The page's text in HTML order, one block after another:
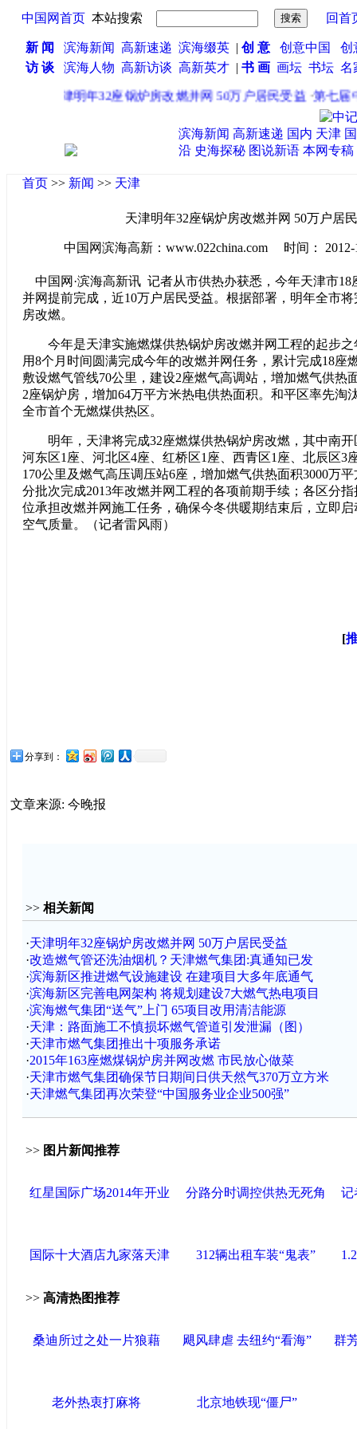
中国网首页 本站搜索 回首
新 闻 滨海新闻 高新速递 滨海缀英| 创 意 创意中国
创
访 谈
滨海人物 高新访谈 高新英才 | 书 画 画坛 书坛 名
天津明年32座锅炉房改燃并网 50万户居民受益·第七届中
滨海新闻 高新速递 国内 天津
沿 史海探秘 图说新语 本网专稿
首页 >> 新闻 >> 天津
天津明年32座锅炉房改燃并网 50万户居
中国网滨海高新：www.022china.com 时间： 2012-
中国网·滨海高新讯 记者从市供热办获悉，今年天津市18
并网提前完成，近10万户居民受益。根据部署，明年全市
房改燃。
今年是天津实施燃煤供热锅炉房改燃并网工程的起步之
用8个月时间圆满完成今年的改燃并网任务，累计完成18座
敷设燃气管线70公里，建设2座燃气高调站，增加燃气供热
2座锅炉房，增加64万平方米热电供热面积。和平区率先淘
全市首个无燃煤供热区。
明年，天津将完成32座燃煤供热锅炉房改燃，其中南开
河东区1座、河北区4座、红桥区1座、西青区1座、北辰区3
170公里及燃气高压调压站6座，增加燃气供热面积3000万
分批次完成2013年改燃并网工程的各项前期手续；各区分
位承担改燃并网施工任务，确保今冬供暖期结束后，立即
空气质量。（记者雷风雨）
[
分享到：
文章来源: 今晚报
>> 相关新闻
·天津明年32座锅炉房改燃并网 50万户居民受益
·改造燃气管还洗油烟机？天津燃气集团:真通知已发
·滨海新区推进燃气设施建设 在建项目大多年底通气
·滨海新区完善电网架构 将规划建设7大燃气热电项目
·滨海燃气集团“送气”上门 65项目改用清洁能源
·天津：路面施工不慎损坏燃气管道引发泄漏（图）
·天津市燃气集团推出十项服务承诺
·2015年163座燃煤锅炉房并网改燃 市民放心做菜
·天津市燃气集团确保节日期间日供天然气370万立方米
·天津燃气集团再次荣登“中国服务业企业500强”
>> 图片新闻推荐
红星国际广场2014年开业 分路分时调控供热无死角 记
国际十大酒店九家落天津 312辆出租车装“鬼表”
>> 高清热图推荐
桑迪所过之处一片狼藉 飓风肆虐 去纽约“看海” 群
老外热衷打麻将 北京地铁现“僵尸”